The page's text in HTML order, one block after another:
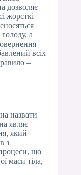
дозволяє
жорсткі
а
всіх
–
назвати
являє
який
з
що
маси тіла,